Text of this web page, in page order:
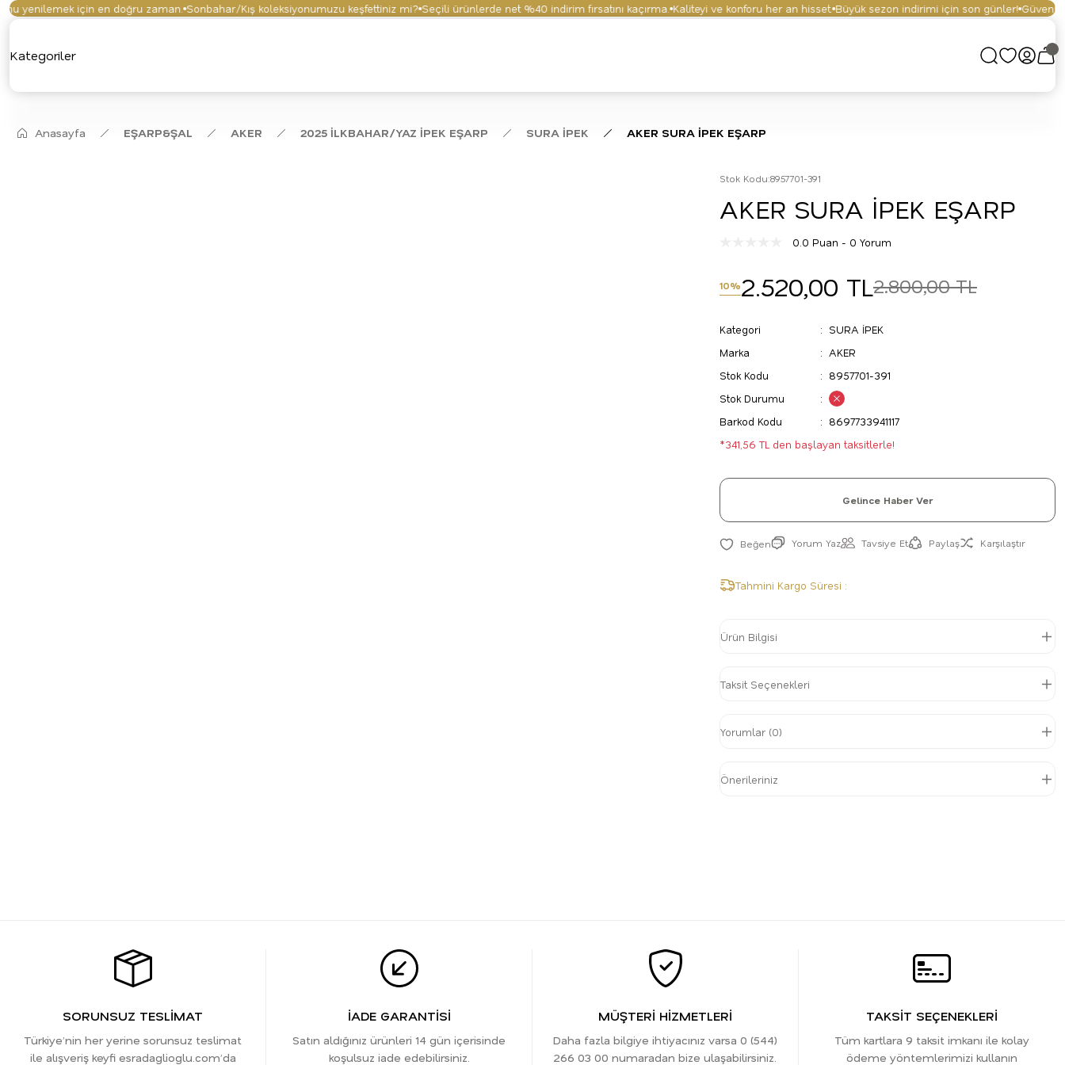
için en doğru zaman. Sonbahar/Kış koleksiyonumuzu keşfettiniz mi? Seçili ürünlerde net %40 indirim fırsatını kaçırma. Kaliteyi ve konforu her an hisset. Büyük sezon indirimi için son günler! Güvenli
Kategoriler
Anasayfa EŞARP&ŞAL AKER 2025 İLKBAHAR/YAZ İPEK EŞARP SURA İPEK AKER SURA İPEK EŞARP
Stok Kodu:8957701-391
AKER SURA İPEK EŞARP
0.0 Puan - 0 Yorum
10%2.520,00 TL2.800,00 TL
Kategori
SURA İPEK
Marka
AKER
Stok Kodu
8957701-391
Stok Durumu
Barkod Kodu
8697733941117
*341,56 TL den başlayan taksitlerle!
Gelince Haber Ver
Yorum Yaz Tavsiye Et Paylaş Karşılaştır
Tahmini Kargo Süresi :
Ürün Bilgisi
Taksit Seçenekleri
Yorumlar (0)
Önerileriniz
SORUNSUZ TESLİMAT
Türkiye’nin her yerine sorunsuz teslimat
ile alışveriş keyfi esradaglioglu.com’da
İADE GARANTİSİ
Satın aldığınız ürünleri 14 gün içerisinde
koşulsuz iade edebilirsiniz.
MÜŞTERİ HİZMETLERİ
Daha fazla bilgiye ihtiyacınız varsa 0 (544)
266 03 00 numaradan bize ulaşabilirsiniz.
TAKSİT SEÇENEKLERİ
Tüm kartlara 9 taksit imkanı ile kolay
ödeme yöntemlerimizi kullanın